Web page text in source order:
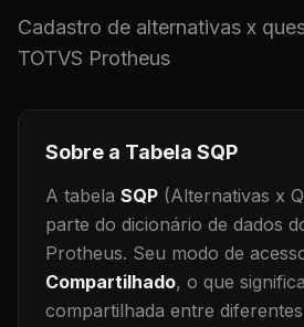
Cadastro de alternativas x
TOTVS Protheus
Sobre a Tabela SQP
A tabela SQP (Alternativas x
parte do dicionário de dados
Protheus. Seu modo de
Compartilhado, o que
compartilhada entre